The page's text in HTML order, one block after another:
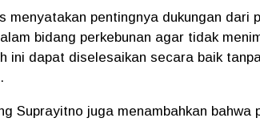
menyatakan pentingnya dukungan
bidang perkebunan agar tidak
ini dapat diselesaikan secara baik
Suprayitno juga menambahkan